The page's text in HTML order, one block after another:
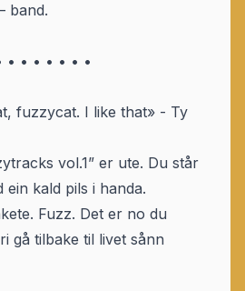
band.
• • • • • • •
fuzzycat. I like that» - Ty
vol.1” er ute. Du står
ein kald pils i handa.
Fuzz. Det er no du
gå tilbake til livet sånn